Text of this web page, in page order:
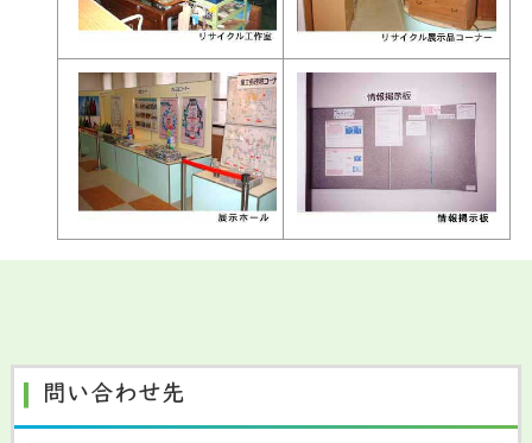
問い合わせ先